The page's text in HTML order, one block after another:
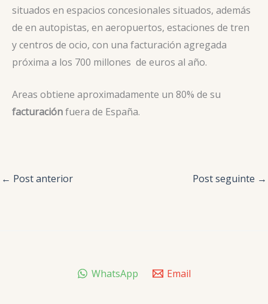
situados en espacios concesionales situados, además
de en autopistas, en aeropuertos, estaciones de tren
y centros de ocio, con una facturación agregada
próxima a los 700 millones de euros al año.
Areas obtiene aproximadamente un 80% de su
facturaciónfuera de España.
← Post anterior Post seguinte →
WhatsApp Email